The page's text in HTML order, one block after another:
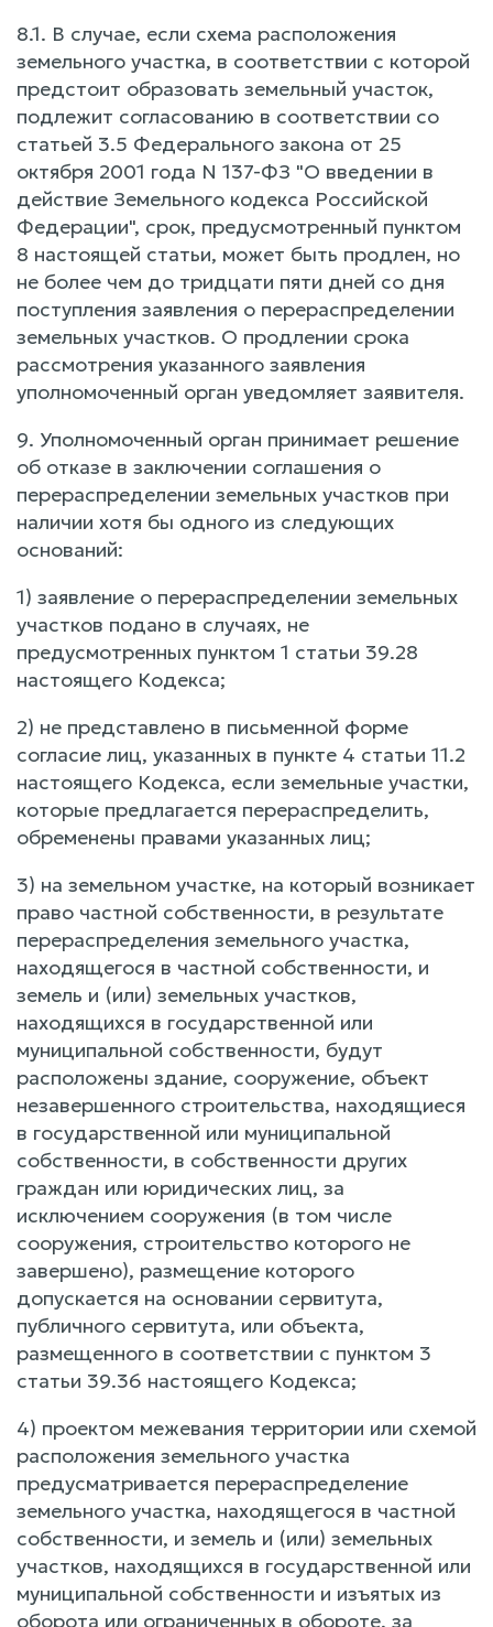
8.1. В случае, если схема расположения
земельного участка, в соответствии с которой
предстоит образовать земельный участок,
подлежит согласованию в соответствии со
статьей 3.5 Федерального закона от 25
октября 2001 года N 137-ФЗ "О введении в
действие Земельного кодекса Российской
Федерации", срок, предусмотренный пунктом
8 настоящей статьи, может быть продлен, но
не более чем до тридцати пяти дней со дня
поступления заявления о перераспределении
земельных участков. О продлении срока
рассмотрения указанного заявления
уполномоченный орган уведомляет заявителя.
9. Уполномоченный орган принимает решение
об отказе в заключении соглашения о
перераспределении земельных участков при
наличии хотя бы одного из следующих
оснований:
1) заявление о перераспределении земельных
участков подано в случаях, не
предусмотренных пунктом 1 статьи 39.28
настоящего Кодекса;
2) не представлено в письменной форме
согласие лиц, указанных в пункте 4 статьи 11.2
настоящего Кодекса, если земельные участки,
которые предлагается перераспределить,
обременены правами указанных лиц;
3) на земельном участке, на который возникает
право частной собственности, в результате
перераспределения земельного участка,
находящегося в частной собственности, и
земель и (или) земельных участков,
находящихся в государственной или
муниципальной собственности, будут
расположены здание, сооружение, объект
незавершенного строительства, находящиеся
в государственной или муниципальной
собственности, в собственности других
граждан или юридических лиц, за
исключением сооружения (в том числе
сооружения, строительство которого не
завершено), размещение которого
допускается на основании сервитута,
публичного сервитута, или объекта,
размещенного в соответствии с пунктом 3
статьи 39.36 настоящего Кодекса;
4) проектом межевания территории или схемой
расположения земельного участка
предусматривается перераспределение
земельного участка, находящегося в частной
собственности, и земель и (или) земельных
участков, находящихся в государственной или
муниципальной собственности и изъятых из
оборота или ограниченных в обороте, за